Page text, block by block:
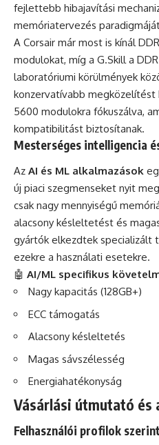
fejlettebb hibajavítási
memóriatervezés
A Corsair már most is kínál
modulokat, míg a G.Skill a
laboratóriumi körülmények
konzervatívabb megközelítést
5600 modulokra fókuszálva,
kompatibilitást biztosítanak.
Mesterséges intelligencia
Az AI és ML alkalmazások
új piaci szegmenseket nyit
csak nagy mennyiségű
alacsony késleltetést és
gyártók elkezdtek specializált
ezekre a használati esetekre.
🤖 AI/ML specifikus
Nagy kapacitás (128GB+)
ECC támogatás
Alacsony késleltetés
Magas sávszélesség
Energiahatékonyság
Vásárlási útmutató és
Felhasználói profilok szerint